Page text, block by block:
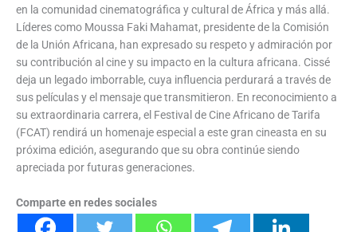
en la comunidad cinematográfica y cultural de África y más allá.
Líderes como Moussa Faki Mahamat, presidente de la Comisión
de la Unión Africana, han expresado su respeto y admiración por
su contribución al cine y su impacto en la cultura africana. Cissé
deja un legado imborrable, cuya influencia perdurará a través de
sus películas y el mensaje que transmitieron. En reconocimiento a
su extraordinaria carrera, el Festival de Cine Africano de Tarifa
(FCAT) rendirá un homenaje especial a este gran cineasta en su
próxima edición, asegurando que su obra continúe siendo
apreciada por futuras generaciones.
Comparte en redes sociales